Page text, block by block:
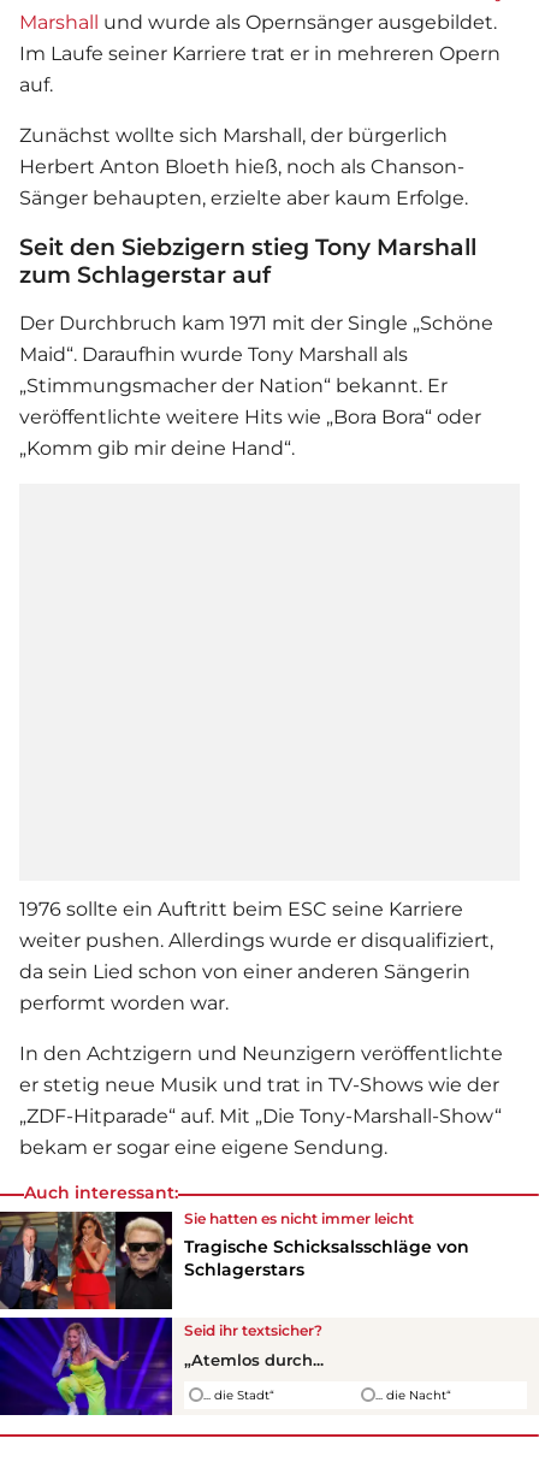
Marshall und wurde als Opernsänger ausgebildet.
Im Laufe seiner Karriere trat er in mehreren Opern
auf.
Zunächst wollte sich Marshall, der bürgerlich
Herbert Anton Bloeth hieß, noch als Chanson-
Sänger behaupten, erzielte aber kaum Erfolge.
Seit den Siebzigern stieg Tony Marshall
zum Schlagerstar auf
Der Durchbruch kam 1971 mit der Single „Schöne
Maid“. Daraufhin wurde Tony Marshall als
„Stimmungsmacher der Nation“ bekannt. Er
veröffentlichte weitere Hits wie „Bora Bora“ oder
„Komm gib mir deine Hand“.
1976 sollte ein Auftritt beim ESC seine Karriere
weiter pushen. Allerdings wurde er disqualifiziert,
da sein Lied schon von einer anderen Sängerin
performt worden war.
In den Achtzigern und Neunzigern veröffentlichte
er stetig neue Musik und trat in TV-Shows wie der
„ZDF-Hitparade“ auf. Mit „Die Tony-Marshall-Show“
bekam er sogar eine eigene Sendung.
Auch interessant:
Sie hatten es nicht immer leicht
Tragische Schicksalsschläge von
Schlagerstars
Seid ihr textsicher?
„Atemlos durch...
... die Stadt“ ... die Nacht“